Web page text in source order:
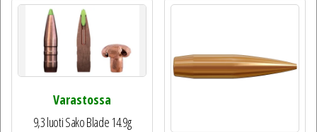
Varastossa
9,3 luoti Sako Blade 14.9g